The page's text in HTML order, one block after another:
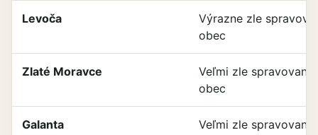
Levoča
Výrazne zle
obec
Zlaté Moravce
Veľmi zle spravovaná
obec
Galanta
Veľmi zle spravovaná